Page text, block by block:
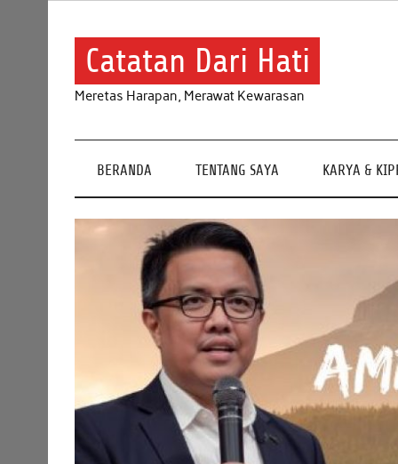
Catatan Dari Hati
Meretas Harapan, Merawat Kewarasan
BERANDA TENTANG SAYA KARYA &